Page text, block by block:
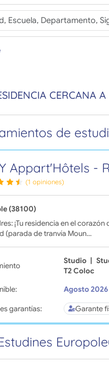
CERCANA
de
Appart'Hôtels -
(1 opiniones)
(38100)
¡Tu residencia en el
(parada de tranvía Moun…
Studio |
T2 Coloc
Agosto 2026
garantías: Garante
Europole